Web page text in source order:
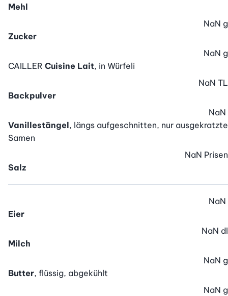
Mehl
Zucker
NaN g
CAILLER Cuisine Lait, in Würfeli
NaN g
Backpulver
NaN TL
Vanillestängel, längs aufgeschnitten, nur ausgekratzte
Samen
NaN
Salz
NaN Prisen
Eier
NaN
Milch
NaN dl
Butter, flüssig, abgekühlt
NaN g
NaN g